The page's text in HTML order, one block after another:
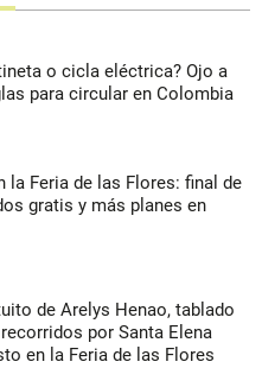
o cicla eléctrica? Ojo a
para circular en Colombia
la Feria de las Flores: final de
gratis y más planes en
de Arelys Henao, tablado
por Santa Elena
en la Feria de las Flores